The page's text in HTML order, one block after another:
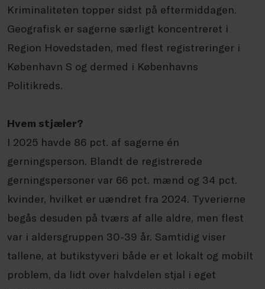
Kriminaliteten topper sidst på eftermiddagen.
Geografisk er sagerne særligt koncentreret i
Region Hovedstaden, med flest registreringer i
København S og dermed i Københavns
Politikreds.
Hvem stjæler?
I 2025 havde 86 pct. af sagerne én
gerningsperson. Blandt de registrerede
gerningspersoner var 66 pct. mænd og 34 pct.
kvinder, hvilket er uændret fra 2024. Tyverierne
begås desuden på tværs af alle aldre, men flest
var i aldersgruppen 30-39 år. Samtidig viser
tallene, at butikstyveri både er et lokalt og mobilt
problem, da lidt over halvdelen stjal i eget